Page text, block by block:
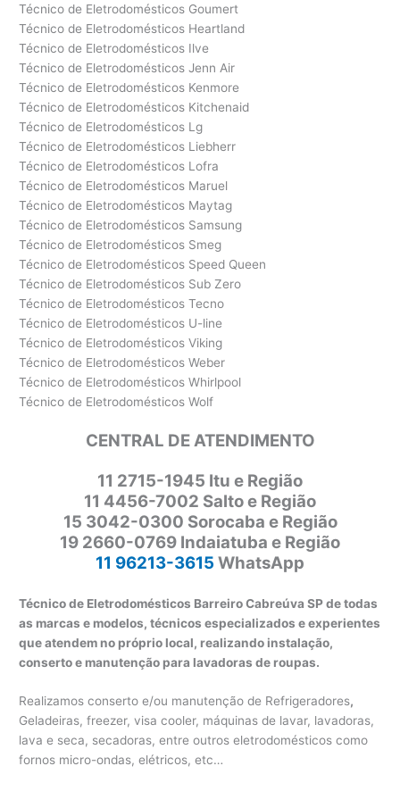
Técnico de Eletrodomésticos Goumert
Técnico de Eletrodomésticos Heartland
Técnico de Eletrodomésticos Ilve
Técnico de Eletrodomésticos Jenn Air
Técnico de Eletrodomésticos Kenmore
Técnico de Eletrodomésticos Kitchenaid
Técnico de Eletrodomésticos Lg
Técnico de Eletrodomésticos Liebherr
Técnico de Eletrodomésticos Lofra
Técnico de Eletrodomésticos Maruel
Técnico de Eletrodomésticos Maytag
Técnico de Eletrodomésticos Samsung
Técnico de Eletrodomésticos Smeg
Técnico de Eletrodomésticos Speed Queen
Técnico de Eletrodomésticos Sub Zero
Técnico de Eletrodomésticos Tecno
Técnico de Eletrodomésticos U-line
Técnico de Eletrodomésticos Viking
Técnico de Eletrodomésticos Weber
Técnico de Eletrodomésticos Whirlpool
Técnico de Eletrodomésticos Wolf
CENTRAL DE ATENDIMENTO
11 2715-1945 Itu e Região
11 4456-7002 Salto e Região
15 3042-0300 Sorocaba e Região
19 2660-0769 Indaiatuba e Região
11 96213-3615 WhatsApp
Técnico de Eletrodomésticos Barreiro Cabreúva SP de todas
as marcas e modelos, técnicos especializados e experientes
que atendem no próprio local, realizando instalação,
conserto e manutenção para lavadoras de roupas.
Realizamos conserto e/ou manutenção de Refrigeradores,
Geladeiras, freezer, visa cooler, máquinas de lavar, lavadoras,
lava e seca, secadoras, entre outros eletrodomésticos como
fornos micro-ondas, elétricos, etc…